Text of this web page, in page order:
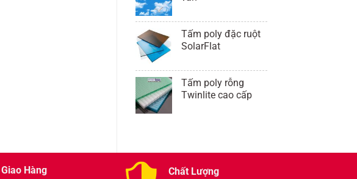
Tấm poly đặc ruột
SolarFlat
Tấm poly rỗng
Twinlite cao cấp
Giao Hàng
Chất Lượng